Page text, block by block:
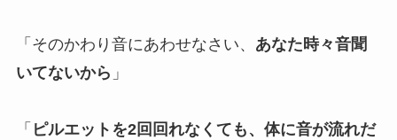
「そのかわり音にあわせなさい、 あなた時々音聞
いてないから 」
「 ピルエットを2回回れなくても、体に音が流れだ